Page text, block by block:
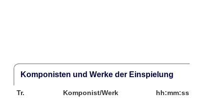
Komponisten und Werke der Einspielung
Tr. Komponist/Werk
hh:mm:ss